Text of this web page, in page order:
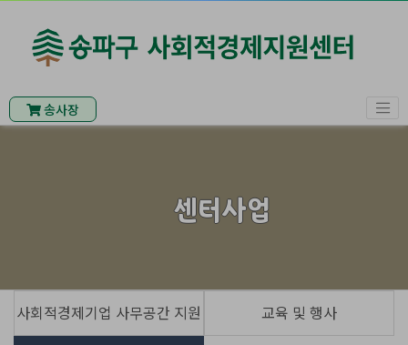
송사장
센터사업
사회적경제기업 사무공간 지원 교육 및 행사